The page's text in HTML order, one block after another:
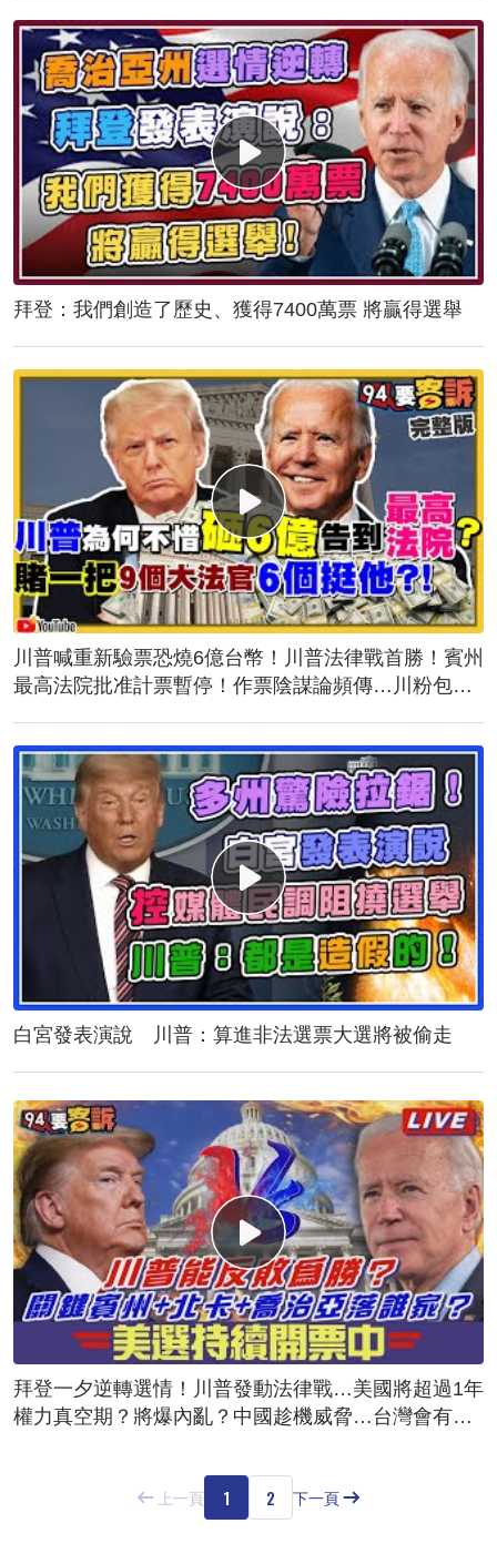
拜登：我們創造了歷史、獲得7400萬票 將贏得選舉
川普喊重新驗票恐燒6億台幣！川普法律戰首勝！賓州
最高法院批准計票暫停！作票陰謀論頻傳…川粉包圍
白宮發表演說 川普：算進非法選票大選將被偷走
拜登一夕逆轉選情！川普發動法律戰…美國將超過1年
權力真空期？將爆內亂？中國趁機威脅…台灣會有危
上一頁 1 2 下一頁